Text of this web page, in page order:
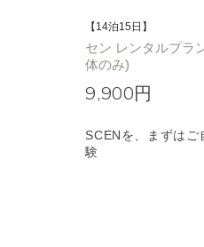
【14泊15日】
セン レンタルプラ
体のみ)
9,900円
SCENを、まずは
験